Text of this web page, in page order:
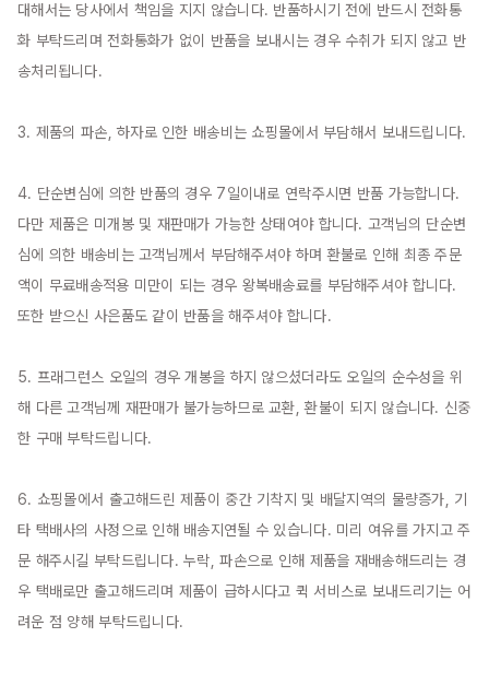
대해서는 당사에서 책임을 지지 않습니다. 반품하시기 전에 반드시 전화통
화 부탁드리며 전화통화가 없이 반품을 보내시는 경우 수취가 되지 않고 반
송처리됩니다.
3. 제품의 파손, 하자로 인한 배송비는 쇼핑몰에서 부담해서 보내드립니다.
4. 단순변심에 의한 반품의 경우 7일이내로 연락주시면 반품 가능합니다.
다만 제품은 미개봉 및 재판매가 가능한 상태여야 합니다. 고객님의 단순변
심에 의한 배송비는 고객님께서 부담해주셔야 하며 환불로 인해 최종 주문
액이 무료배송적용 미만이 되는 경우 왕복배송료를 부담해주셔야 합니다.
또한 받으신 사은품도 같이 반품을 해주셔야 합니다.
5. 프래그런스 오일의 경우 개봉을 하지 않으셨더라도 오일의 순수성을 위
해 다른 고객님께 재판매가 불가능하므로 교환, 환불이 되지 않습니다. 신중
한 구매 부탁드립니다.
6. 쇼핑몰에서 출고해드린 제품이 중간 기착지 및 배달지역의 물량증가, 기
타 택배사의 사정으로 인해 배송지연될 수 있습니다. 미리 여유를 가지고 주
문 해주시길 부탁드립니다. 누락, 파손으로 인해 제품을 재배송해드리는 경
우 택배로만 출고해드리며 제품이 급하시다고 퀵 서비스로 보내드리기는 어
려운 점 양해 부탁드립니다.